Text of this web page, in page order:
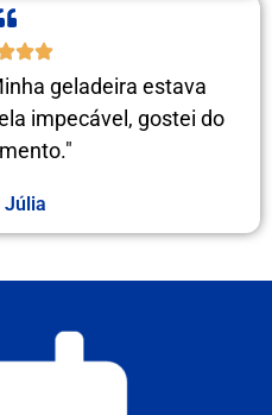
geladeira estava
impecável, gostei do
Júlia